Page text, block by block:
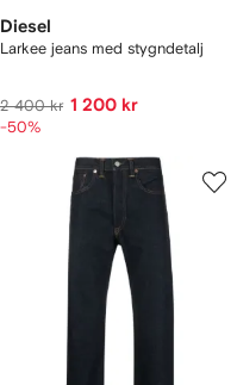
Diesel
Larkee jeans med stygndetalj
2 400 kr 1 200 kr
-50%